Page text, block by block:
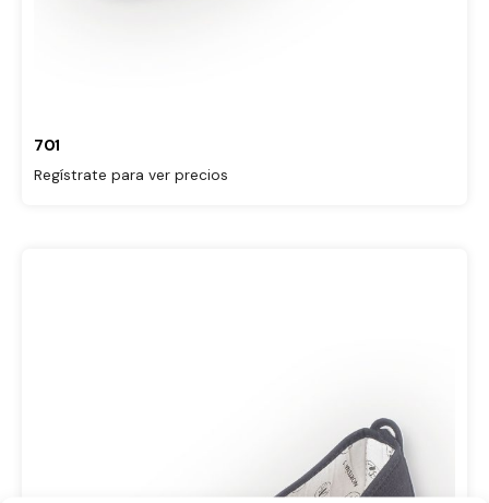
701
Regístrate para ver precios